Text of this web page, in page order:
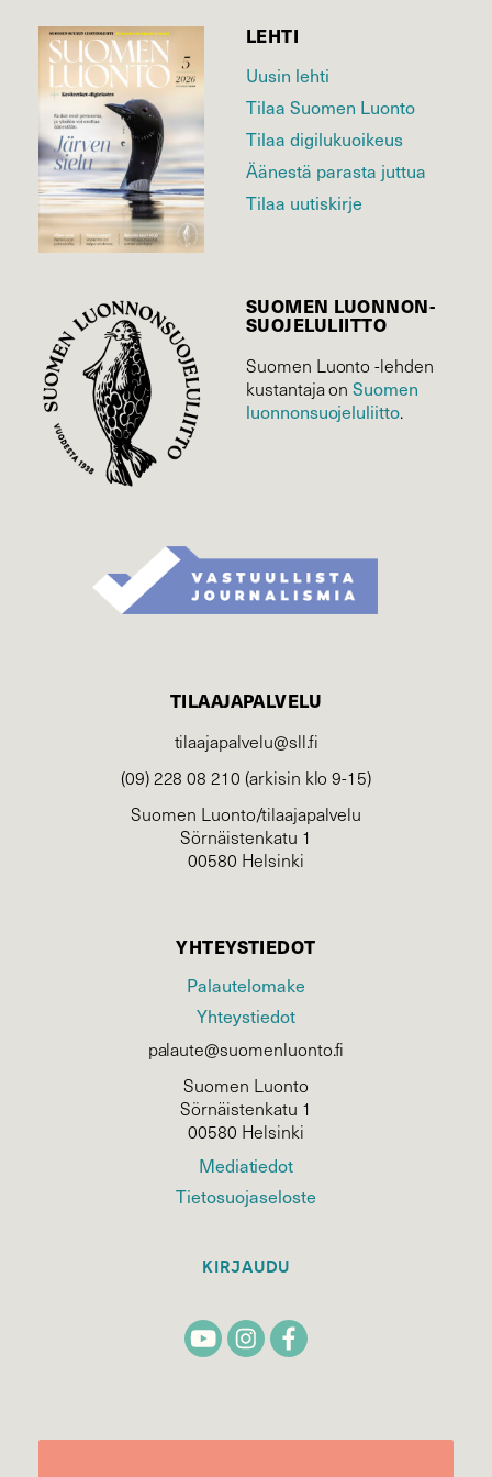
LEHTI
Uusin lehti
Tilaa Suomen Luonto
Tilaa digilukuoikeus
Äänestä parasta juttua
Tilaa uutiskirje
SUOMEN LUONNON­
SUOJELU­LIITTO
Suomen Luonto -lehden
kustantaja onSuomen
luonnonsuojelu­liitto.
TILAAJAPALVELU
tilaajapalvelu@sll.fi
(09) 228 08 210 (arkisin klo 9-15)
Suomen Luonto/tilaajapalvelu
Sörnäistenkatu 1
00580 Helsinki
YHTEYSTIEDOT
Palautelomake
Yhteystiedot
palaute@suomenluonto.fi
Suomen Luonto
Sörnäistenkatu 1
00580 Helsinki
Mediatiedot
Tietosuojaseloste
KIRJAUDU